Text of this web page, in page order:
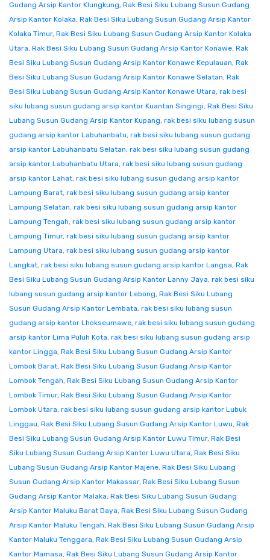
Gudang Arsip Kantor Klungkung, Rak Besi Siku Lubang Susun Gudang
Arsip Kantor Kolaka, Rak Besi Siku Lubang Susun Gudang Arsip Kantor
Kolaka Timur, Rak Besi Siku Lubang Susun Gudang Arsip Kantor Kolaka
Utara, Rak Besi Siku Lubang Susun Gudang Arsip Kantor Konawe, Rak
Besi Siku Lubang Susun Gudang Arsip Kantor Konawe Kepulauan, Rak
Besi Siku Lubang Susun Gudang Arsip Kantor Konawe Selatan, Rak
Besi Siku Lubang Susun Gudang Arsip Kantor Konawe Utara, rak besi
siku lubang susun gudang arsip kantor Kuantan Singingi, Rak Besi Siku
Lubang Susun Gudang Arsip Kantor Kupang, rak besi siku lubang susun
gudang arsip kantor Labuhanbatu, rak besi siku lubang susun gudang
arsip kantor Labuhanbatu Selatan, rak besi siku lubang susun gudang
arsip kantor Labuhanbatu Utara, rak besi siku lubang susun gudang
arsip kantor Lahat, rak besi siku lubang susun gudang arsip kantor
Lampung Barat, rak besi siku lubang susun gudang arsip kantor
Lampung Selatan, rak besi siku lubang susun gudang arsip kantor
Lampung Tengah, rak besi siku lubang susun gudang arsip kantor
Lampung Timur, rak besi siku lubang susun gudang arsip kantor
Lampung Utara, rak besi siku lubang susun gudang arsip kantor
Langkat, rak besi siku lubang susun gudang arsip kantor Langsa, Rak
Besi Siku Lubang Susun Gudang Arsip Kantor Lanny Jaya, rak besi siku
lubang susun gudang arsip kantor Lebong, Rak Besi Siku Lubang
Susun Gudang Arsip Kantor Lembata, rak besi siku lubang susun
gudang arsip kantor Lhokseumawe, rak besi siku lubang susun gudang
arsip kantor Lima Puluh Kota, rak besi siku lubang susun gudang arsip
kantor Lingga, Rak Besi Siku Lubang Susun Gudang Arsip Kantor
Lombok Barat, Rak Besi Siku Lubang Susun Gudang Arsip Kantor
Lombok Tengah, Rak Besi Siku Lubang Susun Gudang Arsip Kantor
Lombok Timur, Rak Besi Siku Lubang Susun Gudang Arsip Kantor
Lombok Utara, rak besi siku lubang susun gudang arsip kantor Lubuk
Linggau, Rak Besi Siku Lubang Susun Gudang Arsip Kantor Luwu, Rak
Besi Siku Lubang Susun Gudang Arsip Kantor Luwu Timur, Rak Besi
Siku Lubang Susun Gudang Arsip Kantor Luwu Utara, Rak Besi Siku
Lubang Susun Gudang Arsip Kantor Majene, Rak Besi Siku Lubang
Susun Gudang Arsip Kantor Makassar, Rak Besi Siku Lubang Susun
Gudang Arsip Kantor Malaka, Rak Besi Siku Lubang Susun Gudang
Arsip Kantor Maluku Barat Daya, Rak Besi Siku Lubang Susun Gudang
Arsip Kantor Maluku Tengah, Rak Besi Siku Lubang Susun Gudang Arsip
Kantor Maluku Tenggara, Rak Besi Siku Lubang Susun Gudang Arsip
Kantor Mamasa, Rak Besi Siku Lubang Susun Gudang Arsip Kantor